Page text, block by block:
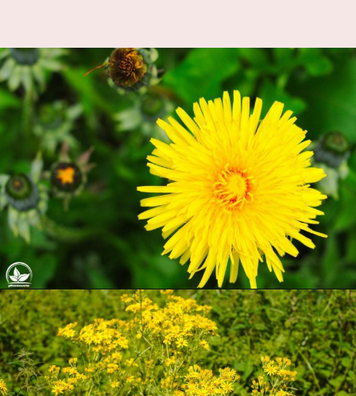
Opening https://pflanzensache.de/gelb-bluhendes-wildkraut/